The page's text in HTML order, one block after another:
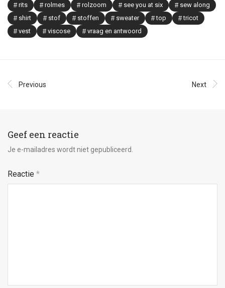
rits
rolmes rolzoom see you at six
sew along
shirt
stof stoffen sweater top
tricot
vest
viscose vraag en antwoord
Previous Next
Geef een reactie
Je e-mailadres wordt niet gepubliceerd.
Reactie *